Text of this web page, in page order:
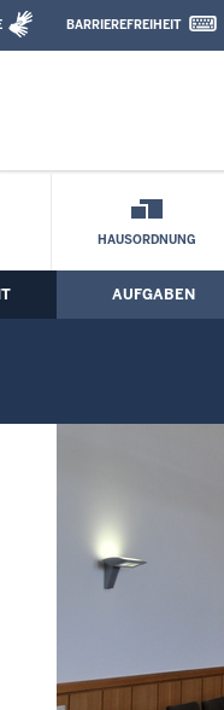
und
BARRIEREFREIHEIT
Suche
HAUSORDNUNG
AUFGABEN